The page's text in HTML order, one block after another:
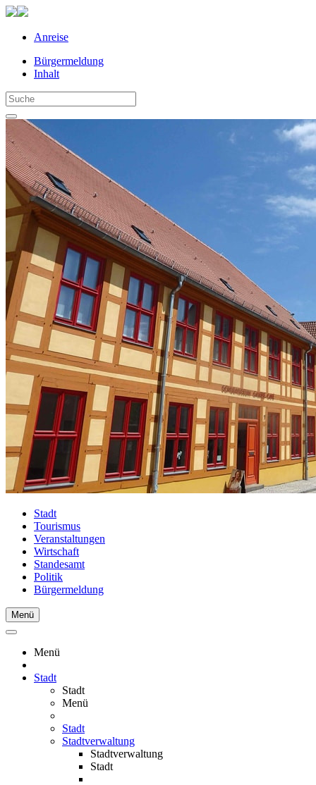
Anreise
Bürgermeldung
Inhalt
Stadt
Tourismus
Veranstaltungen
Wirtschaft
Standesamt
Politik
Bürgermeldung
Menü
Menü
Stadt
Stadt
Menü
Stadt
Stadtverwaltung
Stadtverwaltung
Stadt